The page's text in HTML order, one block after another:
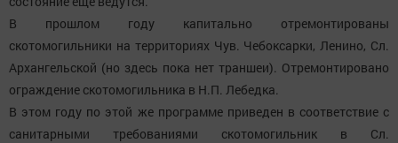
В прошлом году капитально отремонтированы
скотомогильники на территориях Чув. Чебоксарки, Ленино, Сл.
Архангельской (но здесь пока нет траншеи). Отремонтировано
ограждение скотомогильника в Н.П. Лебедка.
В этом году по этой же программе приведен в соответствие с
санитарными требованиями скотомогильник в Сл.